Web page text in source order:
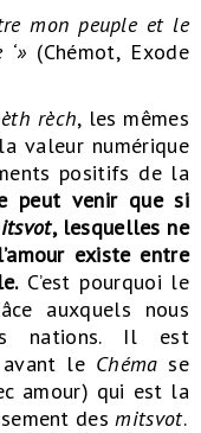
mon peuple et le
(Chémot, Exode
rèch, les mêmes
valeur numérique
positifs de la
peut venir que si
, lesquelles ne
existe entre
C’est pourquoi le
auxquels nous
nations. Il est
le Chémase
amour) qui est la
desmitsvot.